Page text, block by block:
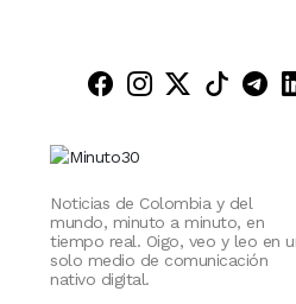
Minuto30 en
Minuto30
Noticias de Colombia y del
mundo, minuto a minuto, en
tiempo real. Oigo, veo y leo en
solo medio de comunicación
nativo digital.